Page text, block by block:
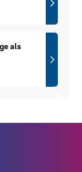
als
Links